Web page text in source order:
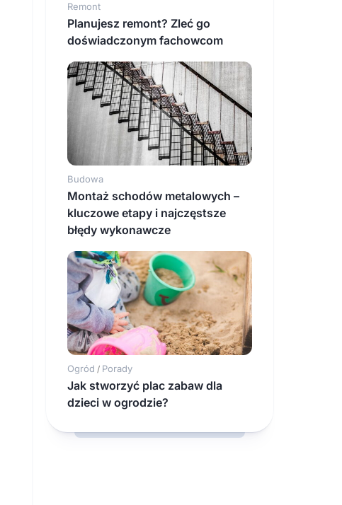
Remont
Planujesz remont? Zleć go
doświadczonym fachowcom
Budowa
Montaż schodów metalowych –
kluczowe etapy i najczęstsze
błędy wykonawcze
Ogród / Porady
Jak stworzyć plac zabaw dla
dzieci w ogrodzie?